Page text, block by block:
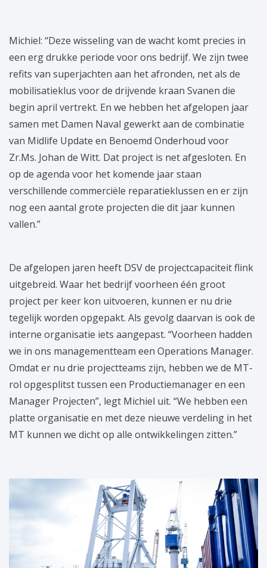
Michiel: “Deze wisseling van de wacht komt precies in
een erg drukke periode voor ons bedrijf. We zijn twee
refits van superjachten aan het afronden, net als de
mobilisatieklus voor de drijvende kraan Svanen die
begin april vertrekt. En we hebben het afgelopen jaar
samen met Damen Naval gewerkt aan de combinatie
van Midlife Update en Benoemd Onderhoud voor
Zr.Ms. Johan de Witt. Dat project is net afgesloten. En
op de agenda voor het komende jaar staan
verschillende commerciële reparatieklussen en er zijn
nog een aantal grote projecten die dit jaar kunnen
vallen.”
De afgelopen jaren heeft DSV de projectcapaciteit flink
uitgebreid. Waar het bedrijf voorheen één groot
project per keer kon uitvoeren, kunnen er nu drie
tegelijk worden opgepakt. Als gevolg daarvan is ook de
interne organisatie iets aangepast. “Voorheen hadden
we in ons managementteam een Operations Manager.
Omdat er nu drie projectteams zijn, hebben we de MT-
rol opgesplitst tussen een Productiemanager en een
Manager Projecten”, legt Michiel uit. “We hebben een
platte organisatie en met deze nieuwe verdeling in het
MT kunnen we dicht op alle ontwikkelingen zitten.”